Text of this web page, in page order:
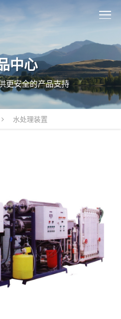
更安全的产品支持
中心
水处理装置